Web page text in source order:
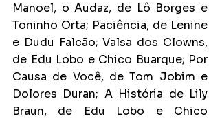
Manoel, o Audaz, de Lô Borges e
Toninho Orta; Paciência, de Lenine
e Dudu Falcão; Valsa dos Clowns,
de Edu Lobo e Chico Buarque; Por
Causa de Você, de Tom Jobim e
Dolores Duran; A História de Lily
Braun, de Edu Lobo e Chico